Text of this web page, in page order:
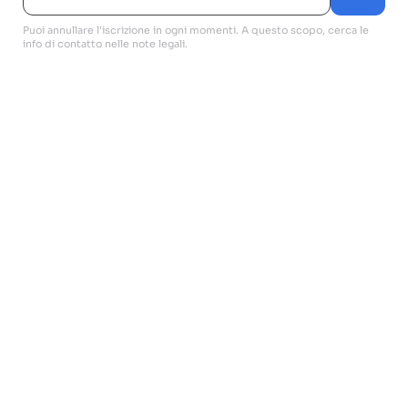
Puoi annullare l'iscrizione in ogni momenti. A questo scopo, cerca le
info di contatto nelle note legali.